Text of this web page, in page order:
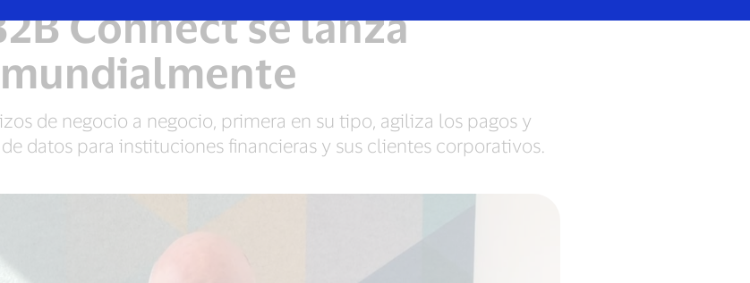
Connect se lanza
mundialmente
de negocio a negocio, primera en su tipo, agiliza los pagos y
datos para instituciones financieras y sus clientes corporativos.